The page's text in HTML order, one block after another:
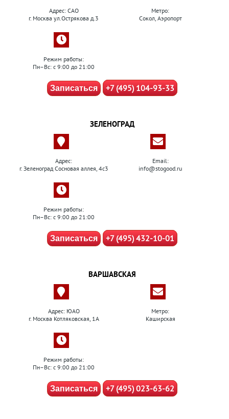
Адрес: САО
г. Москва ул.Острякова д.3
Метро:
Сокол, Аэропорт
Режим работы:
Пн–Вс: с 9:00 до 21:00
Записаться +7 (495) 104-93-33
ЗЕЛЕНОГРАД
Адрес:
г. Зеленоград Сосновая аллея, 4с3
Email:
info@stogood.ru
Режим работы:
Пн–Вс: с 9:00 до 21:00
Записаться +7 (495) 432-10-01
ВАРШАВСКАЯ
Адрес: ЮАО
г. Москва Котляковская, 1А
Метро:
Каширская
Режим работы:
Пн–Вс: с 9:00 до 21:00
Записаться +7 (495) 023-63-62